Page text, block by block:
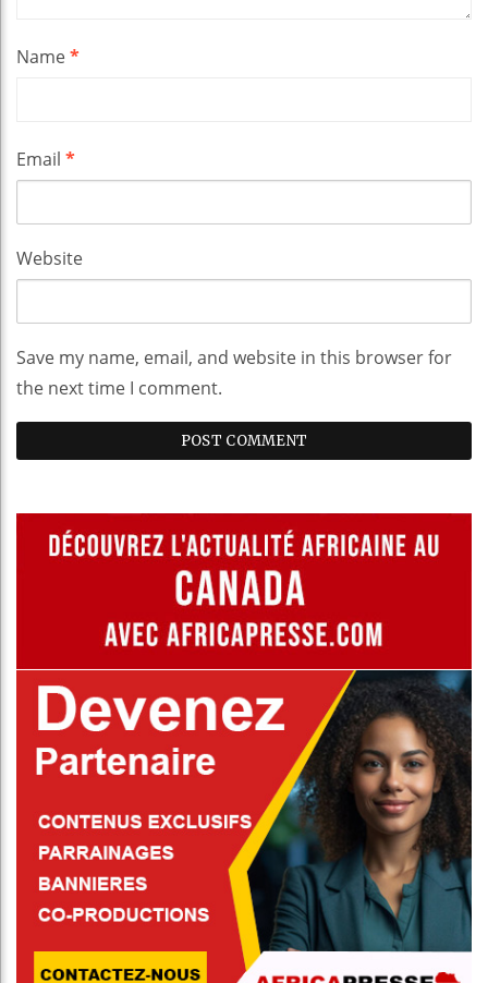
Name*
Email *
Website
Save my name, email, and website in this browser for
the next time I comment.